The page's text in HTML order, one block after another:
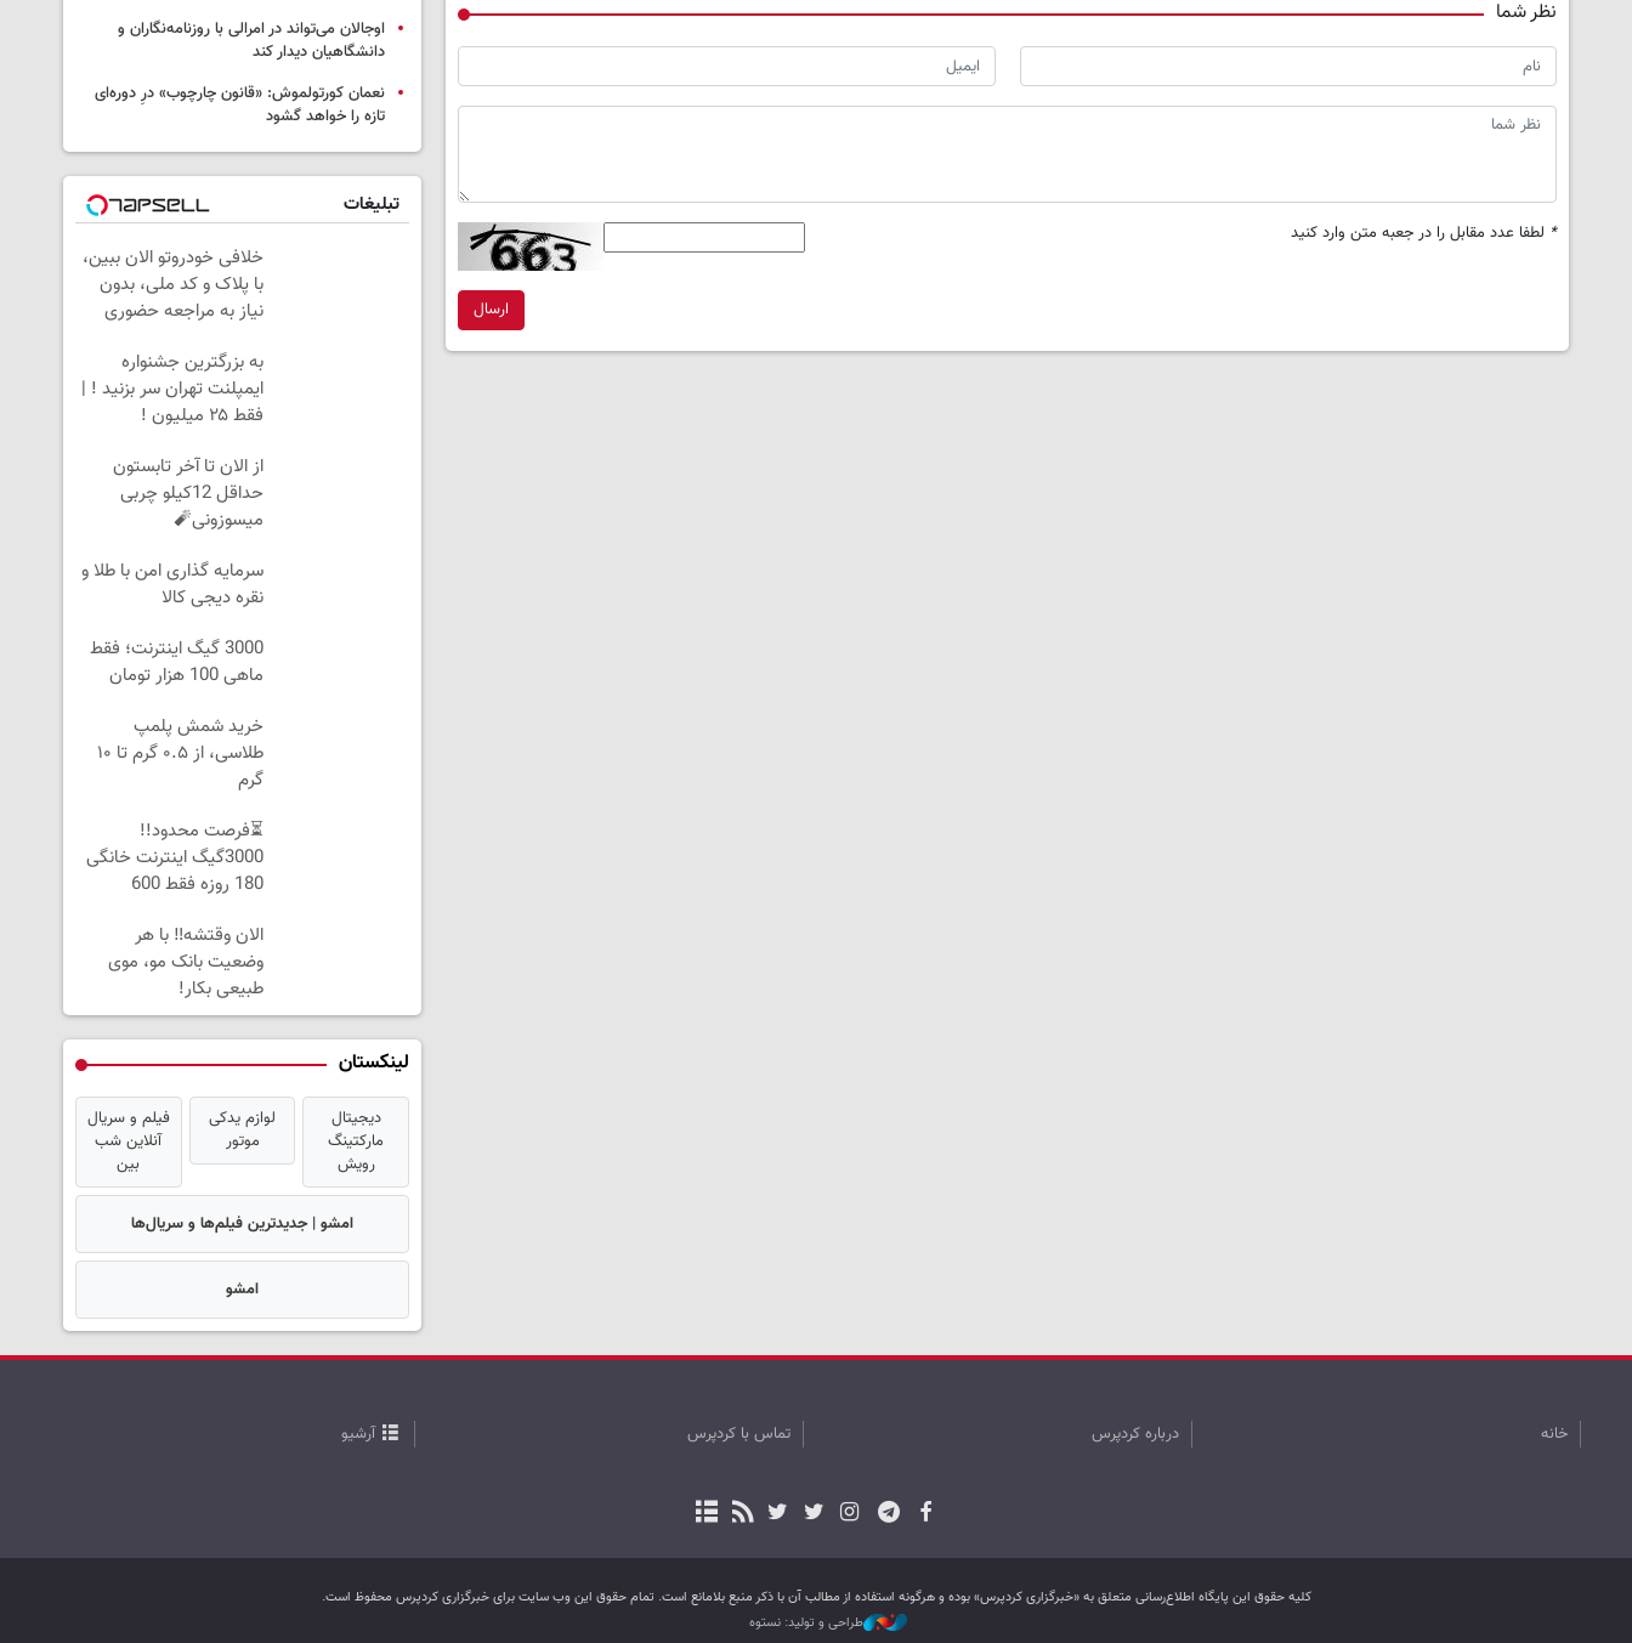
نظر شما
* لطفا عدد مقابل را در جعبه متن وارد کنید
ارسال
اوجالان می‌تواند در امرالی با روزنامه‌نگاران و
دانشگاهیان دیدار کند
نعمان کورتولموش: «قانون چارچوب» درِ دوره‌ای
تازه را خواهد گشود
تبلیغات
خلافی خودروتو الان ببین،
با پلاک و کد ملی، بدون
نیاز به مراجعه حضوری
به بزرگترین جشنواره
ایمپلنت تهران سر بزنید ! |
فقط ۲۵ میلیون !
از الان تا آخر تابستون
حداقل 12کیلو چربی
میسوزونی🧨
سرمایه گذاری امن با طلا و
نقره دیجی کالا
3000 گیگ اینترنت؛ فقط
ماهی 100 هزار تومان
خرید شمش پلمپ
طلاسی، از ۰.۵ گرم تا ۱۰
گرم
⏳فرصت محدود!!
3000گیگ اینترنت خانگی
180 روزه فقط 600
الان وقتشه‼️ با هر
وضعیت بانک مو، موی
طبیعی بکار!
لینکستان
دیجیتال
مارکتینگ
رویش
لوازم یدکی
موتور
فیلم و سریال
آنلاین شب
بین
امشو | جدیدترین فیلم‌ها و سریال‌ها
امشو
خانه درباره کردپرس تماس با کردپرس آرشیو
کليه حقوق اين پایگاه اطلاع‌رسانی متعلق به «خبرگزاری کردپرس» بوده و هرگونه استفاده از مطالب آن با ذکر منبع بلامانع است. تمام حقوق این وب سایت برای خبرگزاری کردپرس محفوظ است.
طراحی و تولید: نستوه